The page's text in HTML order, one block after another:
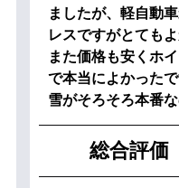
ましたが、軽自動
レスですがとてもよ
また価格も安くホ
で本当によかったで
雪がそろそろ本番
総合評価